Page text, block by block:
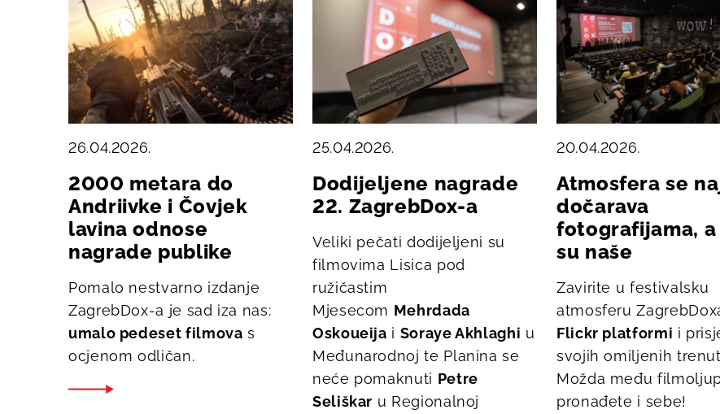
26.04.2026.
2000 metara do
Andriivke i Čovjek
lavina odnose
nagrade publike
Pomalo nestvarno izdanje
ZagrebDox-a je sad iza nas:
umalo pedeset filmova s
ocjenom odličan.
25.04.2026.
Dodijeljene nagrade
22. ZagrebDox-a
Veliki pečati dodijeljeni su
filmovima Lisica pod
ružičastim
Mjesecom Mehrdada
Oskoueija i Soraye Akhlaghi u
Međunarodnoj te Planina se
neće pomaknuti Petre
Seliškar u Regionalnoj
20.04.2026.
Atmosfera se
dočarava
fotografijama, a
su naše
Zavirite u festivalsku
atmosferu
Flickr platformi i
svojih omiljenih
Možda među
pronađete i sebe!